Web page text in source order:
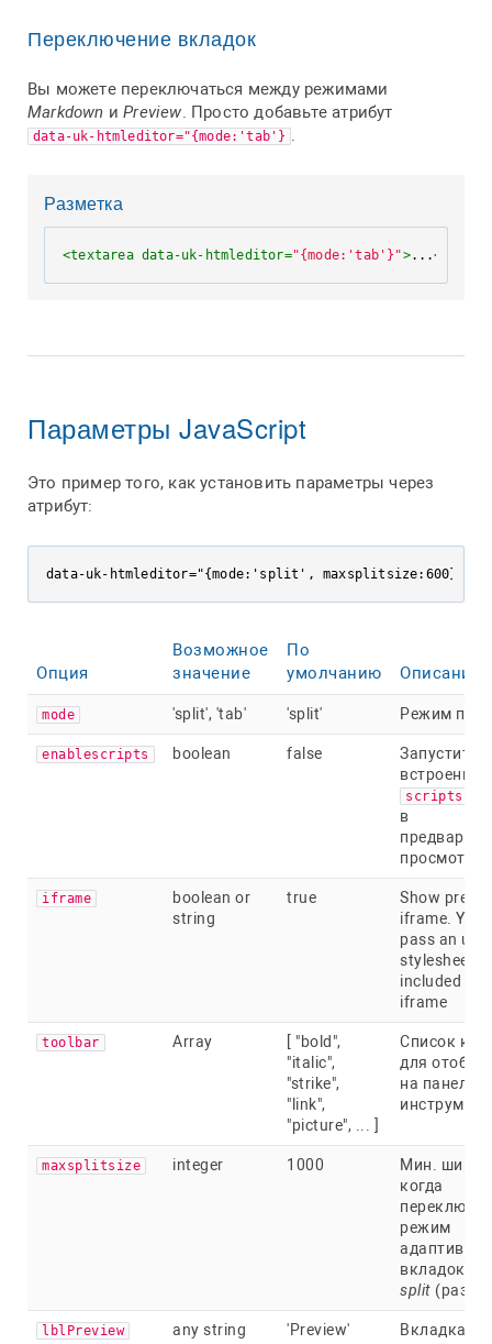
Переключение вкладок
Вы можете переключаться между режимами
Markdown иPreview. Просто добавьте атрибут
data-uk-htmleditor="{mode:'tab'} .
Разметка
<textarea data-uk-htmleditor="{mode:'tab'}">...</
Параметры JavaScript
Это пример того, как установить параметры через
атрибут:
data-uk-htmleditor="{mode:'split', maxsplitsize:600}"
Опция
Возможное
значение
По
умолчанию
Описание
mode 'split', 'tab' 'split' Режим
enablescripts boolean false
Запустите
встроенные
scripts
в
просмотре
iframe
boolean or
string
true
Show
iframe. You
pass an url
stylesheet
included in
iframe
toolbar Array
[ "bold",
"italic",
"strike",
"link",
"picture", ... ]
Список
для
на панели
maxsplitsize integer 1000
Мин.
когда
режим
вкладок в
split
lblPreview any string 'Preview'
Вкладка